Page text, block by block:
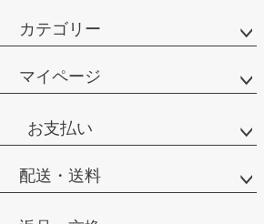
カテゴリー
マイページ
お支払い
配送・送料